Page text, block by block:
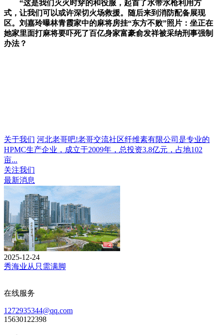
“这是我们灭火时穿的和役服，起首了水带水枪利用方
式，让我们可以或许深切火场救援。随后来到消防配备展现
区。刘嘉玲曝林青霞家中的麻将房挂“东方不败”照片：坐正在
她家里面打麻将要吓死了百亿身家富豪俞发祥被采纳刑事强制
办法？
关于我们 河北老哥吧!老哥交流社区纤维素有限公司是专业的
HPMC生产企业，成立于2009年，总投资3.8亿元，占地102
亩...
关注我们
最新消息
2025-12-24
秀海业从只需满脚
在线服务
1272935344@qq.com
15630122398